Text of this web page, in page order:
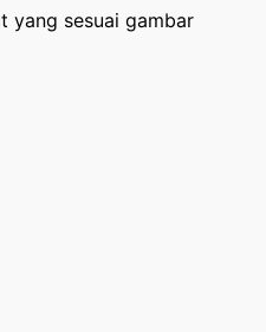
yang sesuai gambar